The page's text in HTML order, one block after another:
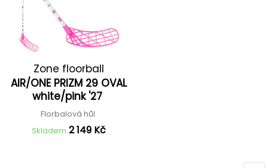
Zone floorball
AIR/ONE PRIZM 29 OVAL
white/pink '27
Florbalová hůl
Skladem 2 149 Kč